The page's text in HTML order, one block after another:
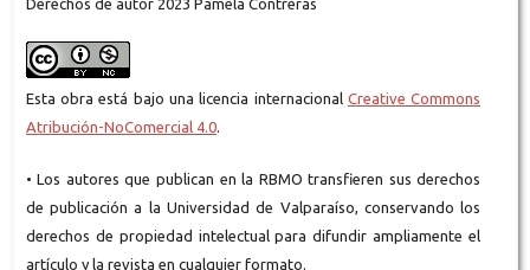
Derechos de autor 2023 Pamela Contreras
Esta obra está bajo una licencia internacional Creative Commons
Atribución-NoComercial 4.0.
• Los autores que publican en la RBMO transfieren sus derechos
de publicación a la Universidad de Valparaíso, conservando los
derechos de propiedad intelectual para difundir ampliamente el
artículo y la revista en cualquier formato.